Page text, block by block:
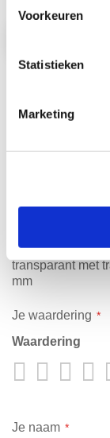
Voorkeuren
Statistieken
Marketing
Je plaatst een
transparant met
mm
Je waardering
Waardering
1
star
2
stars
3
stars
4
Je naam